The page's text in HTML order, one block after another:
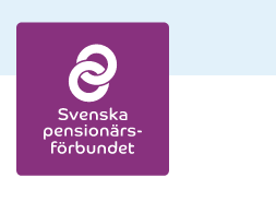
Skip to content